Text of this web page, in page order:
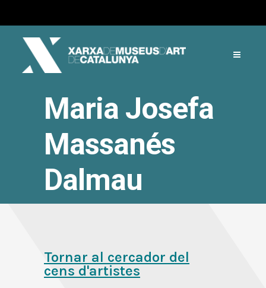
Maria Josefa
Massanés
Dalmau
Tornar al cercador del
cens d'artistes